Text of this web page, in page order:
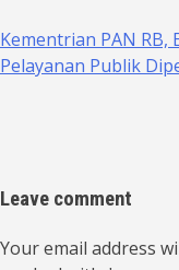
Navigasi
pos
Kementrian PAN RB,
Pelayanan Publik
Leave comment
Your email address